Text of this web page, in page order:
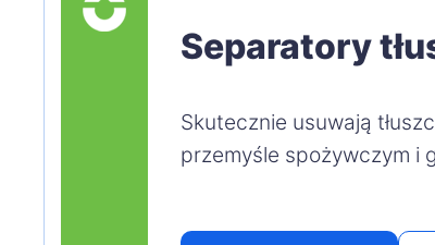
Separatory
Skutecznie usuwają
przemyśle spożywczym i